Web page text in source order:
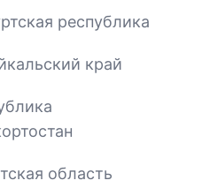
республика
край
область